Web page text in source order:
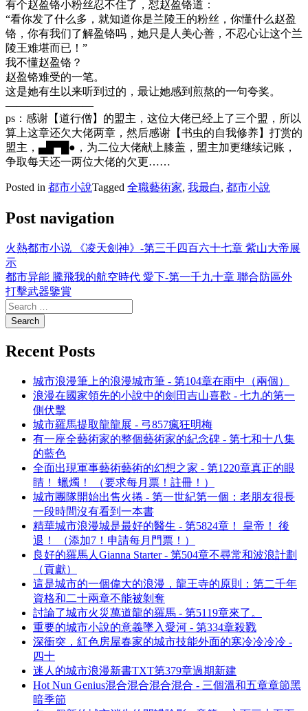
有个赵盈铬小粉丝忍不住了，怼赵盈铬道：
“看你发了什么多，就知道你是兰陵王的粉丝，你懂什么赵盈
铬，你有我们了解盈铬吗，她只是人美心善，不忍心让这个兰
陵王难堪而已！”
我不懂赵盈铬？
赵盈铬难受的一笔。
这是她有生以来听到过的，最让她感到煎熬的一句夸奖。
————————
ps：感谢【道行僧】的盟主，这位大佬已经上了三个盟，所以
算上这章还欠大佬两章，然后感谢【书虫的自我修养】打赏的
盟主，▄█▀█●，为二位大佬献上膝盖，盟主加更继续记账，
争取每天还一两位大佬的欠更……
Posted in 都市小說Tagged 全職藝術家, 我最白, 都市小說
Post navigation
火熱都市小说 《凌天劍神》-第三千四百六十七章 紫山大帝展
示
都市异能 騰飛我的航空時代 愛下-第一千九十章 聯合防區外
打擊武器鑒賞
Recent Posts
城市浪漫筆上的浪漫城市筆 - 第104章在雨中（兩個）
浪漫在國家領先的小說中的劍田吉山喜歡 - 七九的第一
側伏擊
城市羅馬提取龍龍展 - 弓857瘋狂明梅
有一座全藝術家的整個藝術家的紀念碑 - 第七和十八集
的藍色
全面出現軍事藝術藝術的幻想之家 - 第1220章真正的眼
睛！ 蠟燭！ （要求每月票！註冊！）
城市團隊開始出售火捲 - 第一世紀第一個：老朋友很長
一段時間沒有看到一本書
精華城市浪漫城是最好的醫生 - 第5824章！ 皇帝！ 後
退！ （添加7！申請每月門票！）
良好的羅馬人Gianna Starter - 第504章不尋常和波浪計劃
（貢獻）
這是城市的一個偉大的浪漫，龍王寺的原則：第二千年
資格和二十兩章不能被剝奪
討論了城市火災萬道龍的羅馬 - 第5119章來了。
重要的城市小說的意義墜入愛河 - 第334章殺戮
深衝突，紅色房屋春家的城市技能外面的寒冷冷冷冷 -
四十
迷人的城市浪漫新書TXT第379章過期新建
Hot Nun Genius混合混合混合混合 - 三個溫和五章章節黑
暗季節